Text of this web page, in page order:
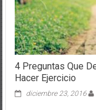
4 Preguntas Que
Hacer Ejercicio
diciembre 23, 2016